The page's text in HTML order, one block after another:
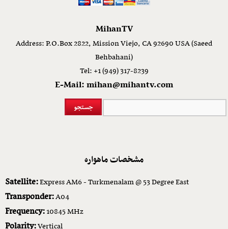
MihanTV
Address: P.O.Box 2822, Mission Viejo, CA 92690 USA (Saeed
Behbahani)
Tel: +1 (949) 317-8239
E-Mail: mihan@mihantv.com
مشخصات ماهواره
Satellite:Express AM6 - Turkmenalam @ 53 Degree East
Transponder:A04
Frequency:10845 MHz